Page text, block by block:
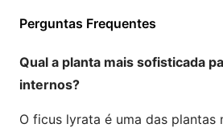
Perguntas Frequentes
Qual a planta mais sofisticada
internos?
O ficus lyrata é uma das plantas